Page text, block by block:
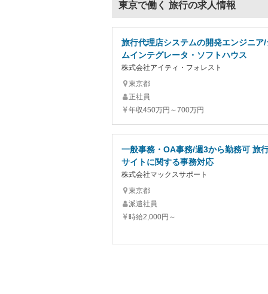
東京で働く 旅行の求人情報
旅行代理店システムの開発エンジニア
ムインテグレータ・ソフトハウス
株式会社アイティ・フォレスト
東京都
正社員
年収450万円～700万円
一般事務・OA事務/週3から勤務可 旅
サイトに関する事務対応
株式会社マックスサポート
東京都
派遣社員
時給2,000円～